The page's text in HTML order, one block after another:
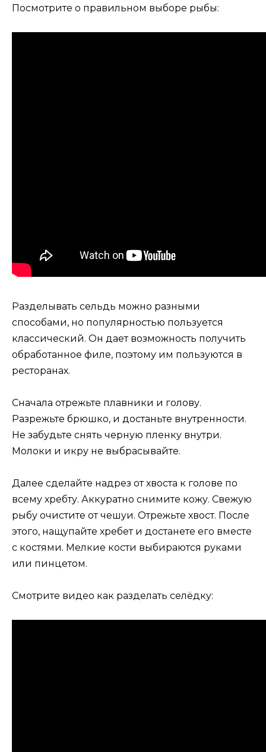
Посмотрите о правильном выборе рыбы:
Разделывать сельдь можно разными
способами, но популярностью пользуется
классический. Он дает возможность получить
обработанное филе, поэтому им пользуются в
ресторанах.
Сначала отрежьте плавники и голову.
Разрежьте брюшко, и достаньте внутренности.
Не забудьте снять черную пленку внутри.
Молоки и икру не выбрасывайте.
Далее сделайте надрез от хвоста к голове по
всему хребту. Аккуратно снимите кожу. Свежую
рыбу очистите от чешуи. Отрежьте хвост. После
этого, нащупайте хребет и достанете его вместе
с костями. Мелкие кости выбираются руками
или пинцетом.
Смотрите видео как разделать селёдку: